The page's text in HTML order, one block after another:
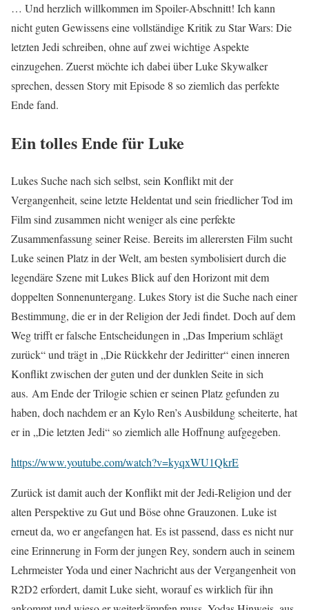
… Und herzlich willkommen im Spoiler-Abschnitt! Ich kann
nicht guten Gewissens eine vollständige Kritik zu Star Wars: Die
letzten Jedi schreiben, ohne auf zwei wichtige Aspekte
einzugehen. Zuerst möchte ich dabei über Luke Skywalker
sprechen, dessen Story mit Episode 8 so ziemlich das perfekte
Ende fand.
Ein tolles Ende für Luke
Lukes Suche nach sich selbst, sein Konflikt mit der
Vergangenheit, seine letzte Heldentat und sein friedlicher Tod im
Film sind zusammen nicht weniger als eine perfekte
Zusammenfassung seiner Reise. Bereits im allerersten Film sucht
Luke seinen Platz in der Welt, am besten symbolisiert durch die
legendäre Szene mit Lukes Blick auf den Horizont mit dem
doppelten Sonnenuntergang. Lukes Story ist die Suche nach einer
Bestimmung, die er in der Religion der Jedi findet. Doch auf dem
Weg trifft er falsche Entscheidungen in „Das Imperium schlägt
zurück“ und trägt in „Die Rückkehr der Jediritter“ einen inneren
Konflikt zwischen der guten und der dunklen Seite in sich
aus. Am Ende der Trilogie schien er seinen Platz gefunden zu
haben, doch nachdem er an Kylo Ren’s Ausbildung scheiterte, hat
er in „Die letzten Jedi“ so ziemlich alle Hoffnung aufgegeben.
https://www.youtube.com/watch?v=kyqxWU1QkrE
Zurück ist damit auch der Konflikt mit der Jedi-Religion und der
alten Perspektive zu Gut und Böse ohne Grauzonen. Luke ist
erneut da, wo er angefangen hat. Es ist passend, dass es nicht nur
eine Erinnerung in Form der jungen Rey, sondern auch in seinem
Lehrmeister Yoda und einer Nachricht aus der Vergangenheit von
R2D2 erfordert, damit Luke sieht, worauf es wirklich für ihn